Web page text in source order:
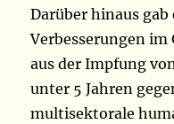
Darüber hinaus
Verbesserungen
aus der Impfung
unter 5 Jahren
multisektorale